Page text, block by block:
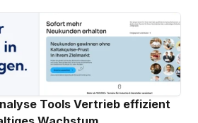
Tools Vertrieb effizient